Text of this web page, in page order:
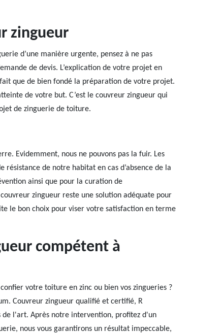
zingueur
d’une manière urgente, pensez à ne pas
de devis. L’explication de votre projet en
que de bien fondé la préparation de votre projet.
de votre but. C’est le couvreur zingueur qui
de zinguerie de toiture.
Evidemment, nous ne pouvons pas la fuir. Les
de notre habitat en cas d’absence de la
ainsi que pour la curation de
zingueur reste une solution adéquate pour
le bon choix pour viser votre satisfaction en terme
compétent à
votre toiture en zinc ou bien vos zingueries ?
Couvreur zingueur qualifié et certifié, R
de l'art. Après notre intervention, profitez d'un
nous vous garantirons un résultat impeccable,